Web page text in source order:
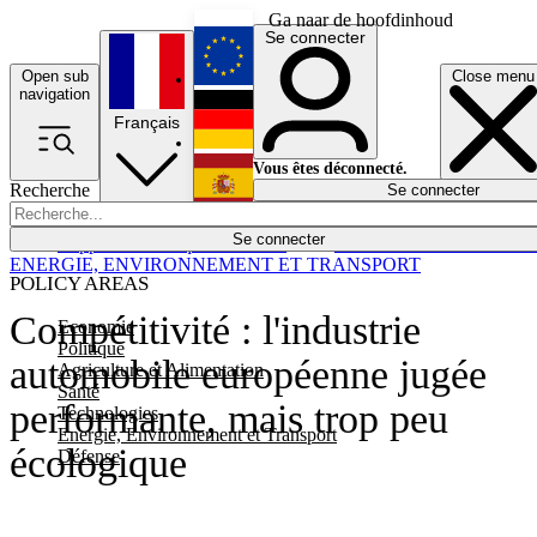
Ga naar de hoofdinhoud
Open sub
navigation
Close menu
Recherche
Se connecter
POLICY AREAS
Economie
Politique
Agriculture et Alimentation
Santé
Technologies
Energie, Environnement et Transport
Défense
Économie
Français
English
Deutsch
Español
Se connecter
Vous êtes déconnecté.
Se connecter
Compétitivité : l'industrie
automobile européenne jugée
performante, mais trop peu
écologique
ENERGIE, ENVIRONNEMENT ET TRANSPORT